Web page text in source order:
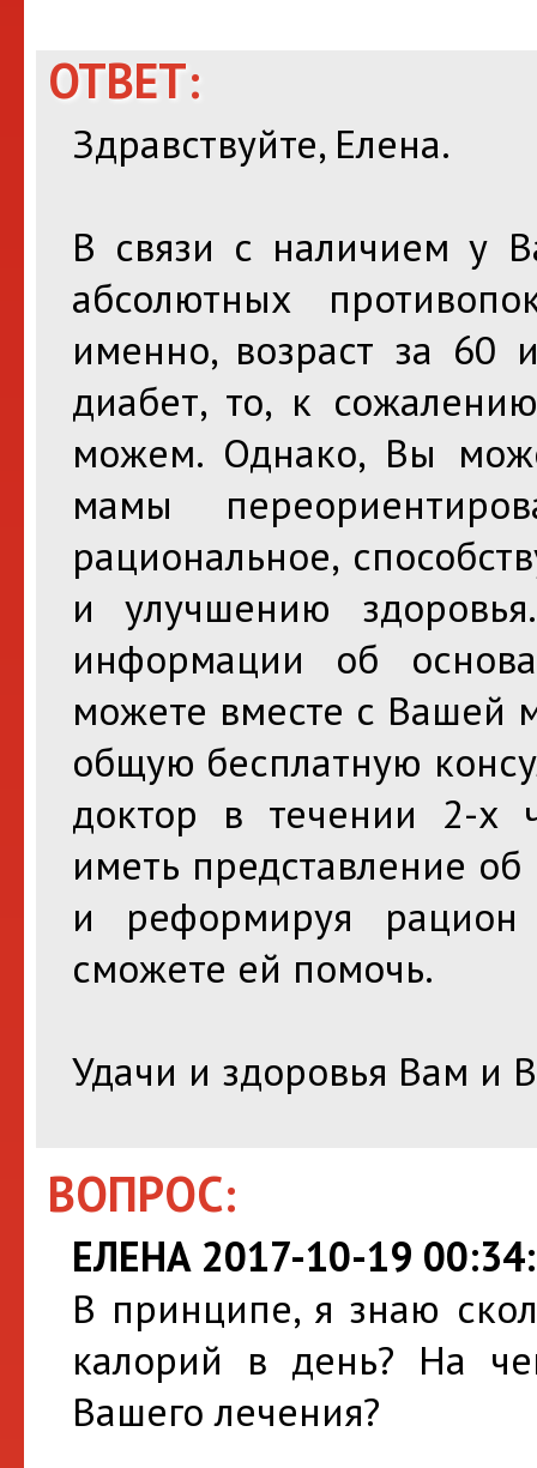
ОТВЕТ:
Здравствуйте, Елена.
В связи с наличием у
абсолютных
именно, возраст за 60
диабет, то, к
можем. Однако, Вы
мамы
рациональное,
и улучшению
информации об
можете вместе с Вашей
общую бесплатную
доктор в течении 2-х
иметь представление
и реформируя
сможете ей помочь.
Удачи и здоровья Вам и
ВОПРОС:
ЕЛЕНА 2017-10-19
В принципе, я знаю
калорий в день? На
Вашего лечения?